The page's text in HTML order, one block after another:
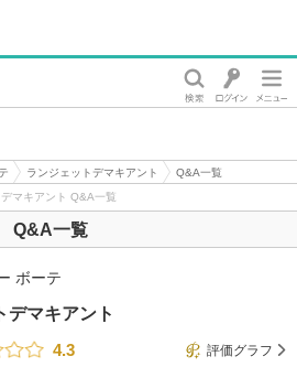
ランジェットデマキアント
Q&A一覧
マキアント Q&A一覧
Q&A一覧
ボーテ
デマキアント
4.3
評価グラフ